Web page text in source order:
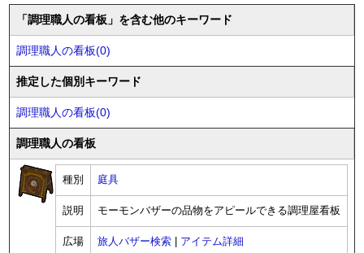
「調理職人の看板」を含む他のキーワード
調理職人の看板(0)
推定した個別キーワード
調理職人の看板(0)
調理職人の看板
種別 庭具
説明 モーモンバザーの品物をアピールできる調理屋看板
広場 旅人バザー検索 アイテム詳細